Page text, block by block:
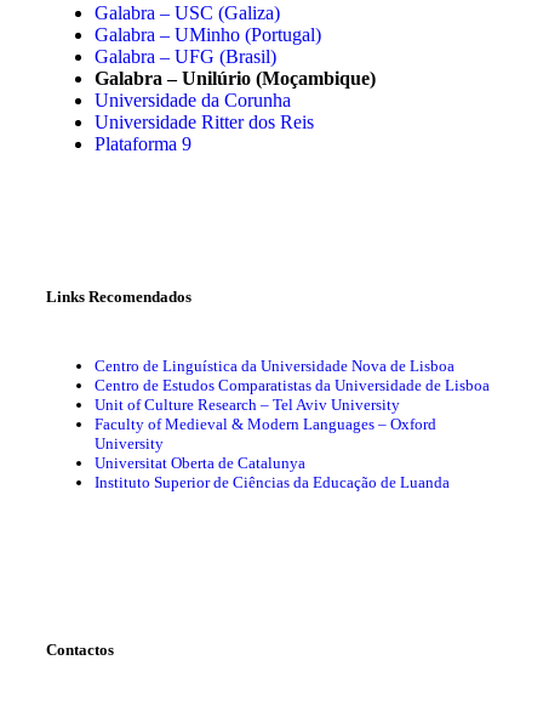
Galabra – USC (Galiza)
Galabra – UMinho (Portugal)
Galabra – UFG (Brasil)
Galabra – Unilúrio (Moçambique)
Universidade da Corunha
Universidade Ritter dos Reis
Plataforma 9
Links Recomendados
Centro de Linguística da Universidade Nova de Lisboa
Centro de Estudos Comparatistas da Universidade de Lisboa
Unit of Culture Research – Tel Aviv University
Faculty of Medieval & Modern Languages – Oxford
University
Universitat Oberta de Catalunya
Instituto Superior de Ciências da Educação de Luanda
Contactos